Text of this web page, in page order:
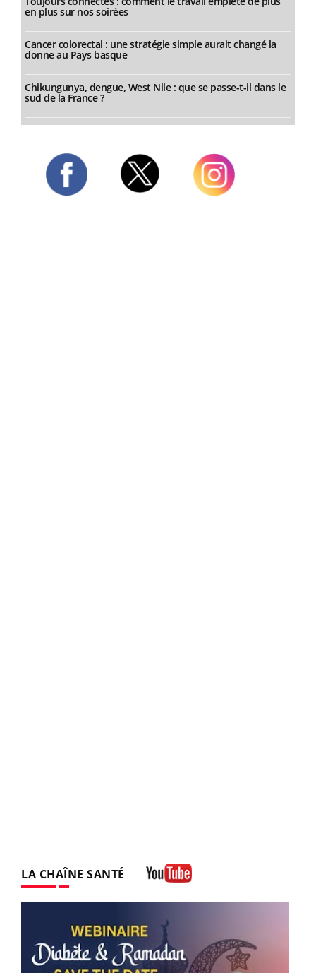
en plus sur nos soirées
Cancer colorectal : une stratégie simple aurait changé la
donne au Pays basque
Chikungunya, dengue, West Nile : que se passe-t-il dans le
sud de la France ?
LA CHAÎNE SANTÉ